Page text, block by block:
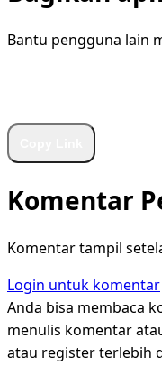
Bantu pengguna lain
Komentar
Komentar tampil
Login untuk komentar
Anda bisa membaca
menulis komentar
atau register terlebih